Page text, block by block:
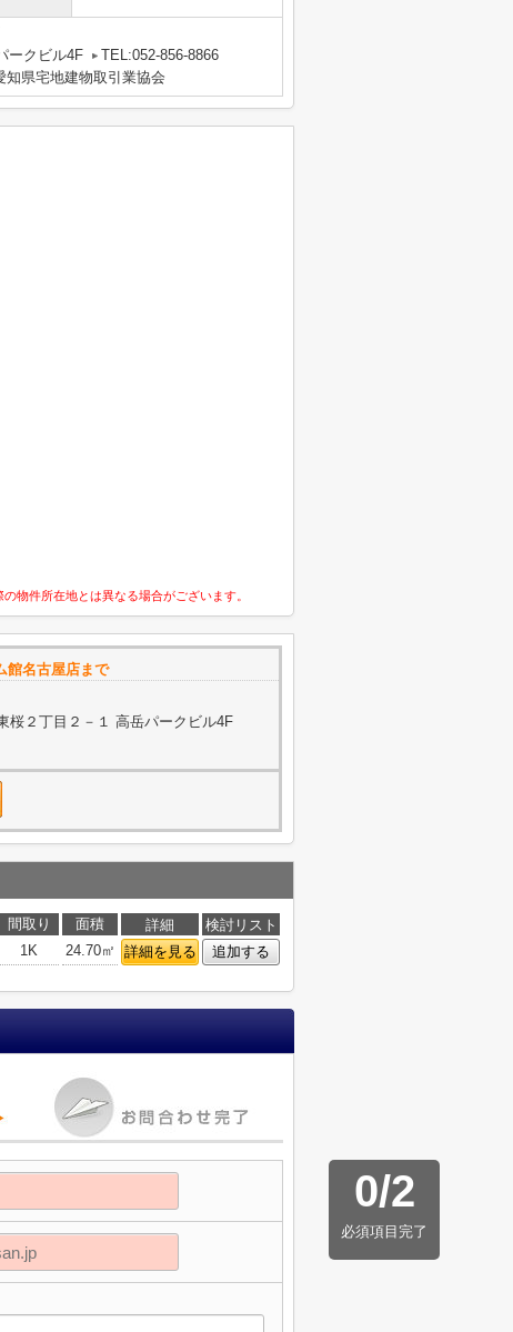
ークビル4F
TEL:052-856-8866
知県宅地建物取引業協会
物件所在地とは異なる場合がございます。
館名古屋店まで
桜２丁目２－１ 高岳パークビル4F
間取り 面積 詳細
検討リスト
1K 24.70㎡ 詳細を見る 追加する
0/2
必須項目完了